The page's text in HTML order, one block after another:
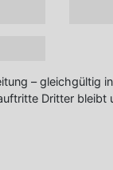
– gleichgültig
Dritter